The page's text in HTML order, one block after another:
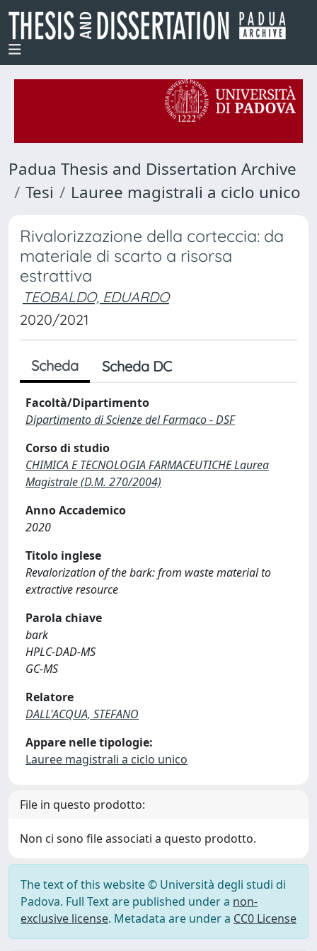
Padua Thesis and Dissertation Archive
Tesi
Lauree magistrali a ciclo unico
Rivalorizzazione della corteccia: da
materiale di scarto a risorsa
estrattiva
TEOBALDO, EDUARDO
2020/2021
Scheda Scheda DC
Facoltà/Dipartimento
Dipartimento di Scienze del Farmaco - DSF
Corso di studio
CHIMICA E TECNOLOGIA FARMACEUTICHE Laurea
Magistrale (D.M. 270/2004)
Anno Accademico
2020
Titolo inglese
Revalorization of the bark: from waste material to
extractive resource
Parola chiave
bark
HPLC-DAD-MS
GC-MS
Relatore
DALL'ACQUA, STEFANO
Appare nelle tipologie:
Lauree magistrali a ciclo unico
File in questo prodotto:
Non ci sono file associati a questo prodotto.
The text of this website © Università degli studi di
Padova. Full Text are published under a non-
exclusive license. Metadata are under a CC0 License